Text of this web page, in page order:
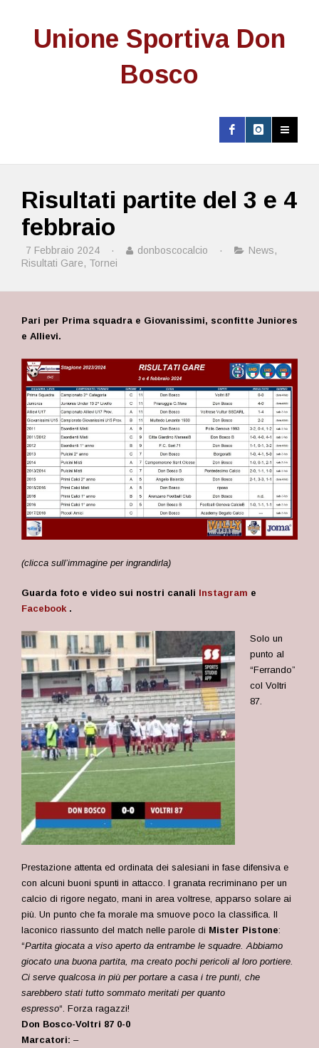
Unione Sportiva Don
Bosco
Risultati partite del 3 e 4
febbraio
7 Febbraio 2024 · donboscocalcio · News,
Risultati Gare, Tornei
Pari per Prima squadra e Giovanissimi, sconfitte Juniores
e Allievi.
(clicca sull’immagine per ingrandirla)
Guarda foto e video sui nostri canali Instagram e
Facebook .
Solo un
punto al
“Ferrando”
col Voltri
87.
Prestazione attenta ed ordinata dei salesiani in fase difensiva e
con alcuni buoni spunti in attacco. I granata recriminano per un
calcio di rigore negato, mani in area voltrese, apparso solare ai
più. Un punto che fa morale ma smuove poco la classifica. Il
laconico riassunto del match nelle parole di Mister Pistone:
“Partita giocata a viso aperto da entrambe le squadre. Abbiamo
giocato una buona partita, ma creato pochi pericoli al loro portiere.
Ci serve qualcosa in più per portare a casa i tre punti, che
sarebbero stati tutto sommato meritati per quanto
espresso“. Forza ragazzi!
Don Bosco-Voltri 87 0-0
Marcatori: –